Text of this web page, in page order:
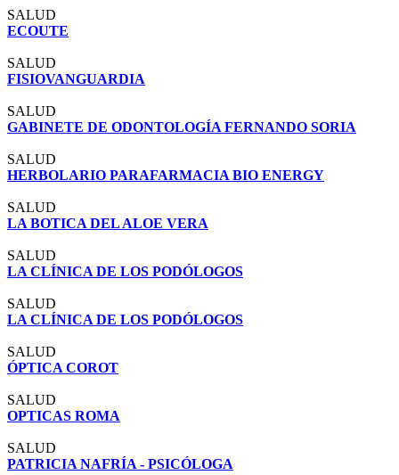
SALUD
ECOUTE
SALUD
FISIOVANGUARDIA
SALUD
GABINETE DE ODONTOLOGÍA FERNANDO SORIA
SALUD
HERBOLARIO PARAFARMACIA BIO ENERGY
SALUD
LA BOTICA DEL ALOE VERA
SALUD
LA CLÍNICA DE LOS PODÓLOGOS
SALUD
LA CLÍNICA DE LOS PODÓLOGOS
SALUD
ÓPTICA COROT
SALUD
OPTICAS ROMA
SALUD
PATRICIA NAFRÍA - PSICÓLOGA